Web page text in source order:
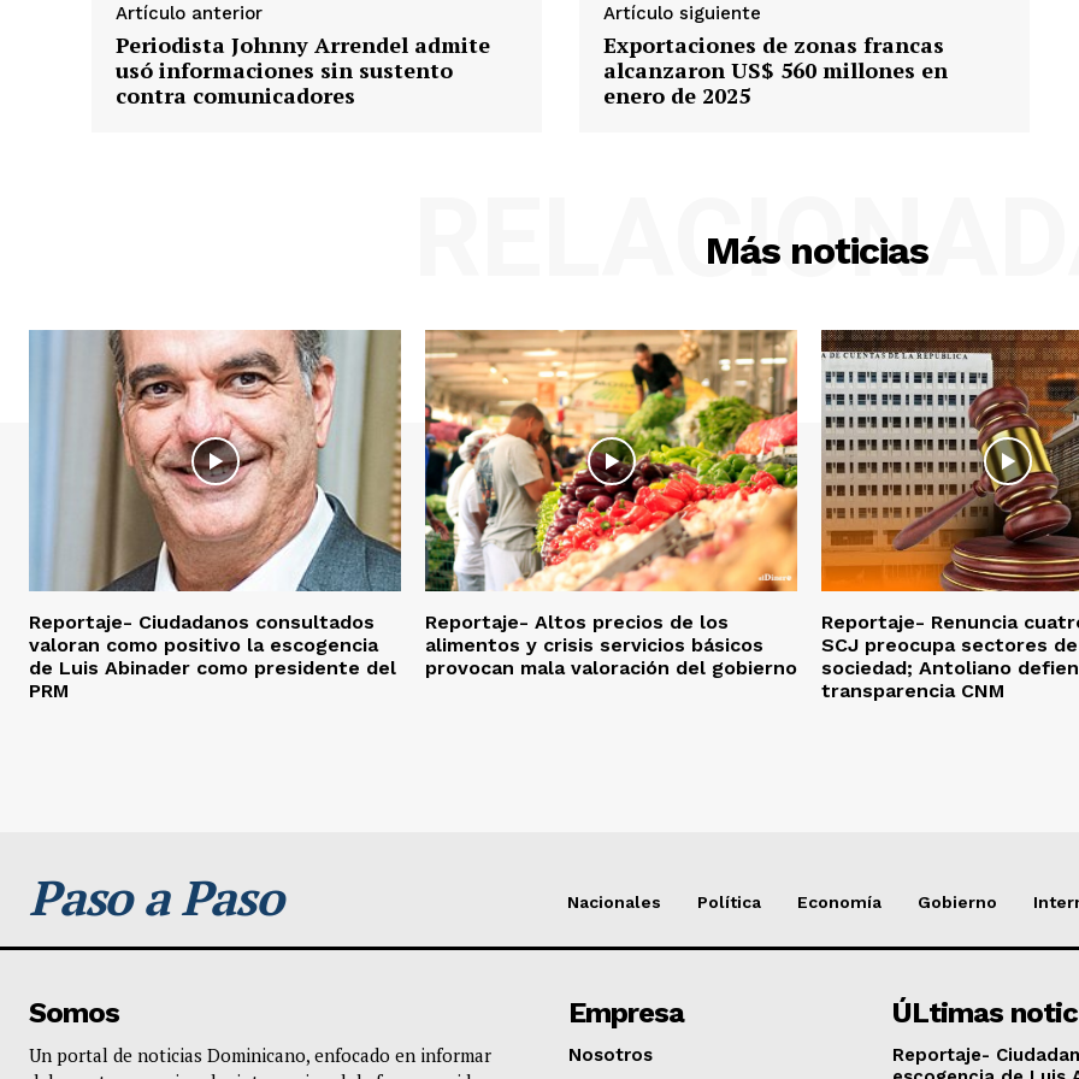
Artículo anterior
Periodista Johnny Arrendel admite
usó informaciones sin sustento
contra comunicadores
Artículo siguiente
Exportaciones de zonas francas
alcanzaron US$ 560 millones en
enero de 2025
Más noticias
Reportaje- Ciudadanos consultados
valoran como positivo la escogencia
de Luis Abinader como presidente del
PRM
Reportaje- Altos precios de los
alimentos y crisis servicios básicos
provocan mala valoración del gobierno
Reportaje- Renuncia
SCJ preocupa sectores
sociedad; Antoliano
transparencia CNM
Paso a Paso Nacionales Política Economía Gobierno
Somos
Un portal de noticias Dominicano, enfocado en informar
Empresa
Nosotros
ÚLtimas
Reportaje-